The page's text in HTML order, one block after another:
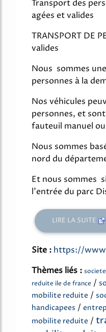
Transport des
agées et valides
TRANSPORT DE
valides
Nous sommes
personnes à la
Nos véhicules
personnes, et
fauteuil manuel
Nous sommes
nord du
Et nous sommes
l'entrée du parc
LIRE LA SUITE
Site : https://
Thèmes liés :
reduite ile de france /
mobilite reduite /
handicapees /
mobilite reduite /